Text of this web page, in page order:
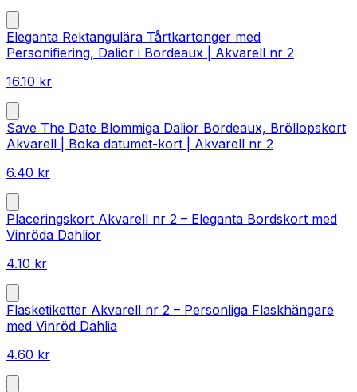
Eleganta Rektangulära Tårtkartonger med
Personifiering, Dalior i Bordeaux | Akvarell nr 2
16.10 kr
Save The Date Blommiga Dalior Bordeaux, Bröllopskort
Akvarell | Boka datumet-kort | Akvarell nr 2
6.40 kr
Placeringskort Akvarell nr 2 – Eleganta Bordskort med
Vinröda Dahlior
4.10 kr
Flasketiketter Akvarell nr 2 – Personliga Flaskhängare
med Vinröd Dahlia
4.60 kr